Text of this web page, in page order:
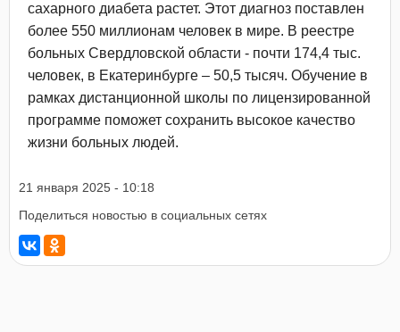
сахарного диабета растет. Этот диагноз поставлен
более 550 миллионам человек в мире. В реестре
больных Свердловской области - почти 174,4 тыс.
человек, в Екатеринбурге – 50,5 тысяч. Обучение в
рамках дистанционной школы по лицензированной
программе поможет сохранить высокое качество
жизни больных людей.
21 января 2025 - 10:18
Поделиться новостью в социальных сетях